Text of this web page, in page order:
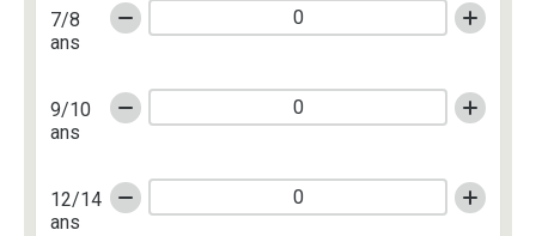
7/8
ans
9/10
ans
12/14
ans